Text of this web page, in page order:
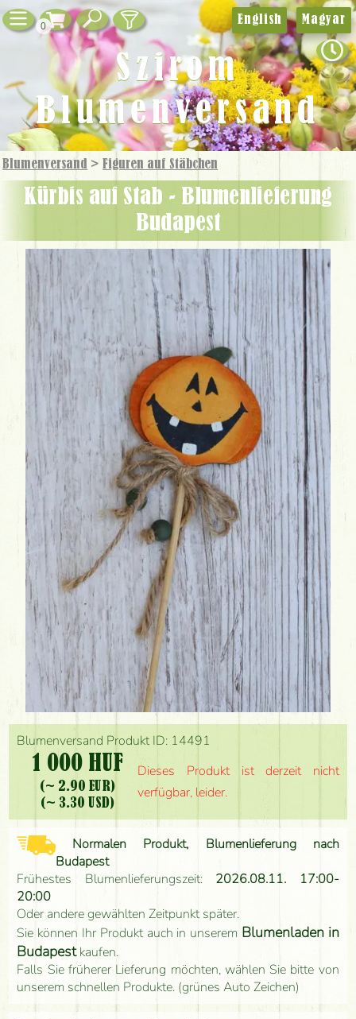
0
Blumenversand > Figuren auf Stäbchen
Kürbis auf Stab - Blumenlieferung
Budapest
Blumenversand Produkt ID: 14491
1 000 HUF
(~ 2.90 EUR)
(~ 3.30 USD)
Dieses Produkt ist derzeit nicht
verfügbar, leider.
Normalen Produkt, Blumenlieferung nach
Budapest
Frühestes Blumenlieferungszeit: 2026.08.11. 17:00-
20:00
Oder andere gewählten Zeitpunkt später.
Sie können Ihr Produkt auch in unserem Blumenladen in
Budapestkaufen.
Falls Sie früherer Lieferung möchten, wählen Sie bitte von
unserem schnellen Produkte. (grünes Auto Zeichen)
English Magyar
Szirom
Blumenversand